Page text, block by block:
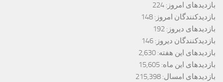
بازدیدهای امروز: 224
بازدیدکنندگان امروز: 148
بازدیدهای دیروز: 192
بازدیدکنندگان دیروز: 146
بازدیدهای این هفته: 2,630
بازدیدهای این ماه: 15,605
بازدیدهای امسال: 215,398